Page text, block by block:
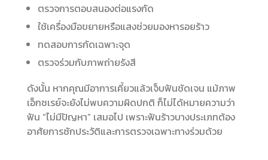
ตรวจการตอบสนองต่อแรงกัด
ใช้เครื่องมือขยายหรือแสงช่วยมองหารอยร้าว
ทดสอบการกัดเฉพาะจุด
ตรวจร่วมกับภาพถ่ายรังสี
ดังนั้น หากคุณมีอาการเคี้ยวแล้วเจ็บฟันชัดเจน แม้ภาพ
เอ็กซเรย์จะยังไม่พบความผิดปกติ ก็ไม่ได้หมายความว่า
ฟัน “ไม่มีปัญหา” เสมอไป เพราะฟันร้าวบางประเภทต้อง
อาศัยการซักประวัติและการตรวจเฉพาะทางร่วมด้วย